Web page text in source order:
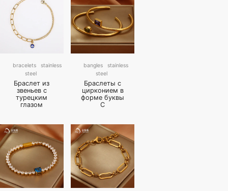
bracelets
stainless
steel
Браслет из
звеньев с
турецким
глазом
bangles
stainless
steel
Браслеты с
цирконием в
форме буквы
C